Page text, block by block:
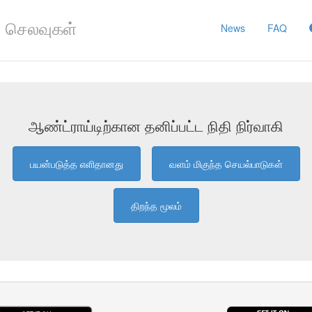
News FAQ
ஆண்ட்ராய்டிற்கான தனிப்பட்ட நிதி நிர்வாகி
பயன்படுத்த எளிதானது வளம் மிகுந்த செயல்பாடுகள்
திறந்த மூலம்